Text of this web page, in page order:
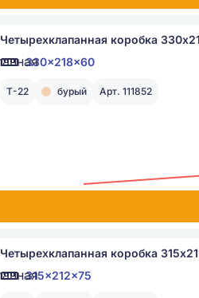
Четырехклапанная коробка
330x218x60
Т-22 бурый Арт. 111852
Четырехклапанная коробка
315x212x75